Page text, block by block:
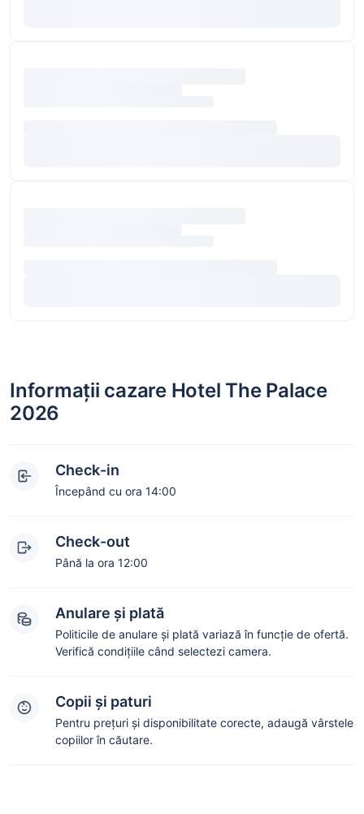
Informații cazare Hotel The Palace
2026
Check-in
Începând cu ora 14:00
Check-out
Până la ora 12:00
Anulare și plată
Politicile de anulare și plată variază în funcție de ofertă.
Verifică condițiile când selectezi camera.
Copii și paturi
Pentru prețuri și disponibilitate corecte, adaugă vârstele
copiilor în căutare.